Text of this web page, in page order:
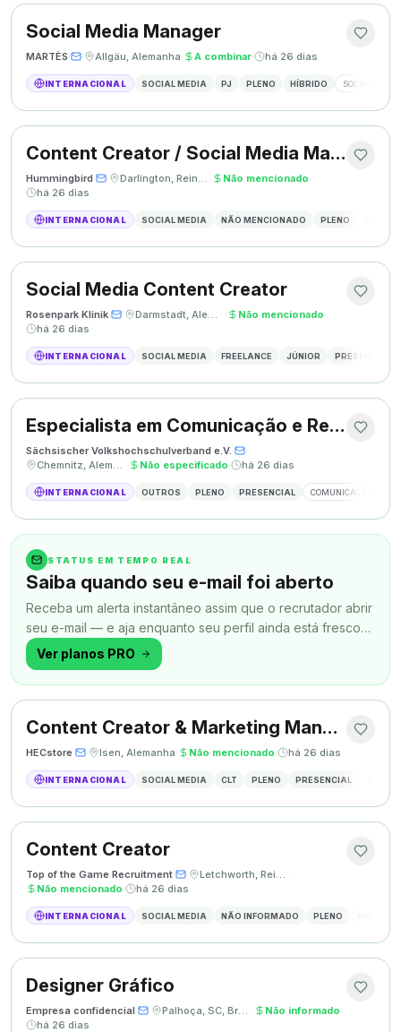
Social Media Manager
MARTÈS· · Allgäu, Alemanha· A combinar· há 26 dias
INTERNACIONAL SOCIAL MEDIA PJ PLENO HÍBRIDO SOCIAL MEDIA
Content Creator / Social Media Manager
Hummingbird· · Darlington, Reino Unido · Não mencionado·
há 26 dias
INTERNACIONAL SOCIAL MEDIA NÃO MENCIONADO PLENO
Social Media Content Creator
Rosenpark Klinik· · Darmstadt, Alemanha · Não mencionado·
há 26 dias
INTERNACIONAL SOCIAL MEDIA FREELANCE JÚNIOR PRESENCIAL
Especialista em Comunicação e Relações Públicas
Sächsischer Volkshochschulverband e.V.·
·
Chemnitz, Alemanha · Não especificado· há 26 dias
INTERNACIONAL OUTROS PLENO PRESENCIAL COMUNICAÇÃO
STATUS EM TEMPO REAL
Saiba quando seu e-mail foi aberto
Receba um alerta instantâneo assim que o recrutador abrir
seu e-mail — e aja enquanto seu perfil ainda está fresco
na memória.
Ver planos PRO
Content Creator & Marketing Manager
HECstore· · Isen, Alemanha· Não mencionado· há 26 dias
INTERNACIONAL SOCIAL MEDIA CLT PLENO PRESENCIAL
Content Creator
Top of the Game Recruitment· · Letchworth, Reino Unido ·
Não mencionado· há 26 dias
INTERNACIONAL SOCIAL MEDIA NÃO INFORMADO PLENO
Designer Gráfico
Empresa confidencial· · Palhoça, SC, Brasil · Não informado·
há 26 dias